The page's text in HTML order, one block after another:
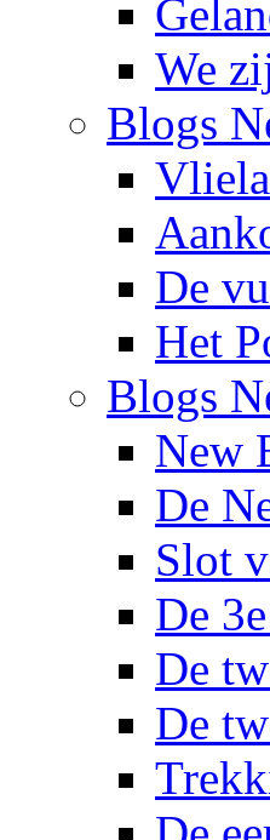
We
Blogs
De
Het
Blogs
New
De
Slot
De
De
De